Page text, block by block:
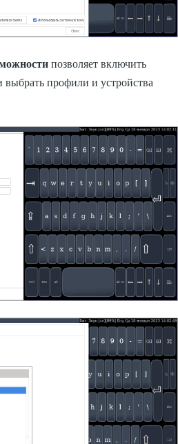
позволяет включить
профили и устройства